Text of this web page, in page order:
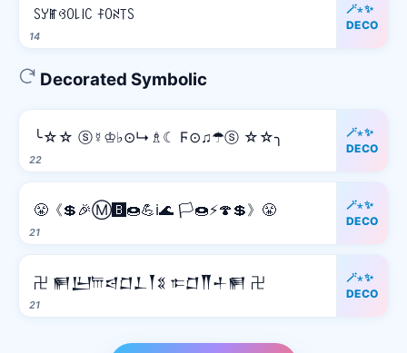
14
ꇙꌦꂵꃳꄲ꒒꒐ꉔ ꊰꄲꋊ꓄ꇙ
🪄⋆✨
DECO
Decorated Symbolic
22
╰☆☆ ⓢ☿♔♭⊙↳♗☾ Ϝ⊙♫☂ⓢ ☆☆╮
🪄⋆✨
DECO
21
😤《💲🎉Ⓜ️🅱️🍩💪ℹ️🌊 🏳️🍩⚡️🍄💲》😤
🪄⋆✨
DECO
21
卍 𒂍𒌨𐎠𒁀𒆸𒁇𒐕𒐏 𐎣𒆸𒐖𒈦𒂍 卍
🪄⋆✨
DECO